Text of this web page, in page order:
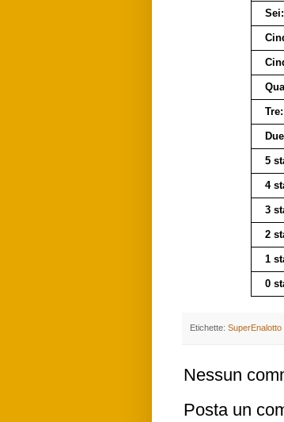
Sei:
Tre:
5
4
3
2
1
0
Etichette: SuperEnalotto
Nessun
Posta un